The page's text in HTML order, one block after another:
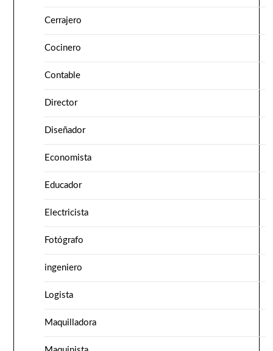
Cerrajero
Cocinero
Contable
Director
Diseñador
Economista
Educador
Electricista
Fotógrafo
ingeniero
Logista
Maquilladora